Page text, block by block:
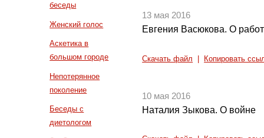
беседы
Женский голос
Аскетика в
большом городе
Непотерянное
поколение
Беседы с
диетологом
13 мая 2016
Евгения Васюкова. О
Скачать файл Копировать
10 мая 2016
Наталия Зыкова. О войне